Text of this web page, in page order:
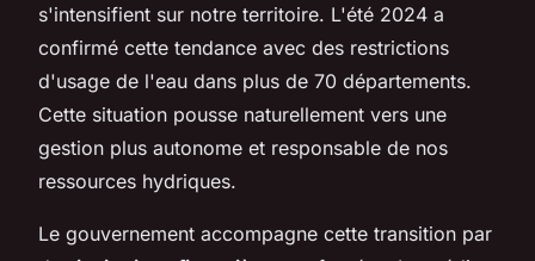
s'intensifient sur notre territoire. L'été 2024 a
confirmé cette tendance avec des restrictions
d'usage de l'eau dans plus de 70 départements.
Cette situation pousse naturellement vers une
gestion plus autonome et responsable de nos
ressources hydriques.
Le gouvernement accompagne cette transition par